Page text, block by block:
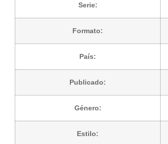
Serie:
Formato:
País:
Publicado:
Género:
Estilo: